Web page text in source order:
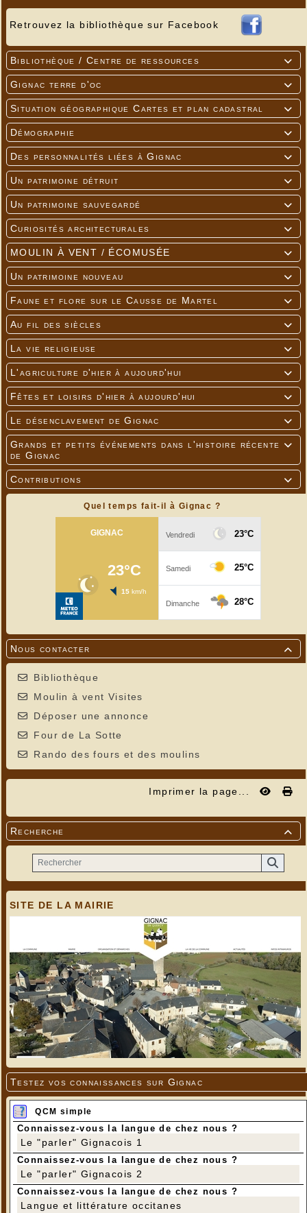
Retrouvez la bibliothèque sur Facebook

Bibliothèque / Centre de ressources

Gignac terre d'oc

Situation géographique Cartes et plan cadastral

Démographie

Des personnalités liées à Gignac

Un patrimoine détruit

Un patrimoine sauvegardé

Curiosités architecturales

MOULIN À VENT / ÉCOMUSÉE

Un patrimoine nouveau

Faune et flore sur le Causse de Martel

Au fil des siècles

La vie religieuse

L'agriculture d'hier à aujourd'hui

Fêtes et loisirs d'hier à aujourd'hui

Le désenclavement de Gignac

Grands et petits événements dans l'histoire récente
de Gignac

Contributions
Quel temps fait-il à Gignac ?

Nous contacter
Bibliothèque
Moulin à vent Visites
Déposer une annonce
Four de La Sotte
Rando des fours et des moulins
Imprimer la page...

Recherche
SITE DE LA MAIRIE
Testez vos connaissances sur Gignac
QCM simple
Connaissez-vous la langue de chez nous ?
Le "parler" Gignacois 1
Connaissez-vous la langue de chez nous ?
Le "parler" Gignacois 2
Connaissez-vous la langue de chez nous ?
Langue et littérature occitanes
---